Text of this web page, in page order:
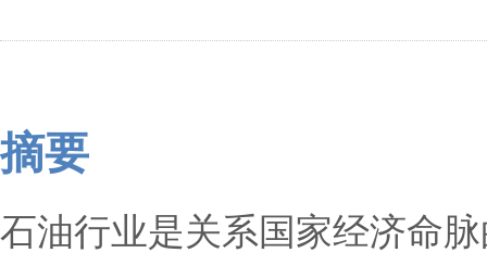
摘要
石油行业是关系国家经济命